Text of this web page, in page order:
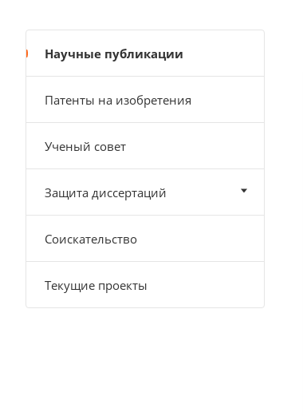
Научные публикации
Патенты на изобретения
Ученый совет
Защита диссертаций
Соискательство
Текущие проекты